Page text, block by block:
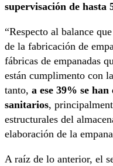
supervisación de hasta
“Respecto al balance
de la fabricación de
fábricas de empanadas
están cumplimento con
tanto, a ese 39% se
sanitarios,
estructurales del
elaboración de la
A raíz de lo anterior, el